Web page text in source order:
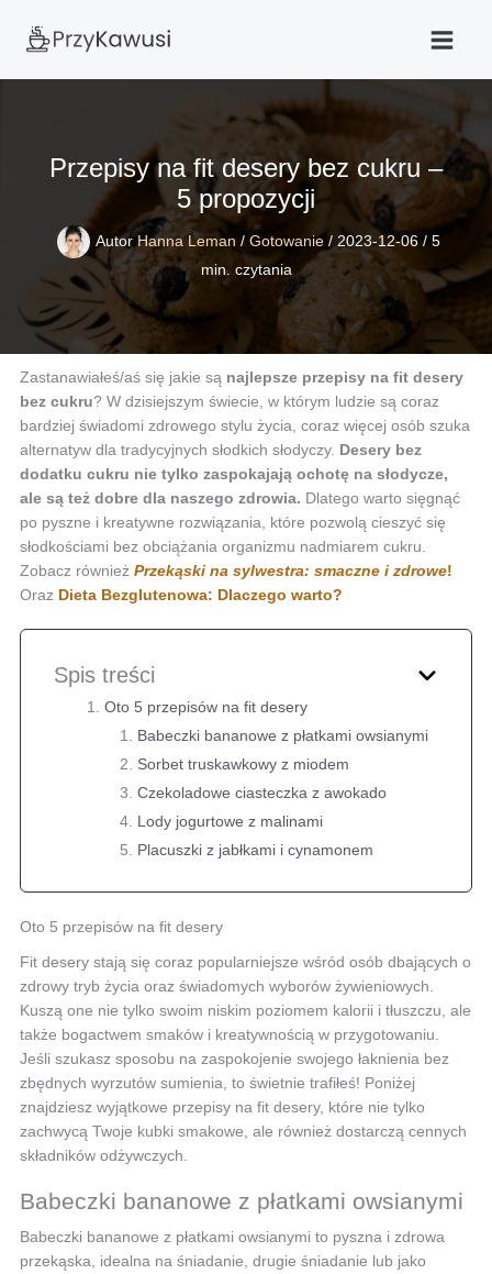
Przepisy na fit desery bez cukru –
5 propozycji
AutorHanna Leman / Gotowanie / 2023-12-06 / 5
min. czytania
Zastanawiałeś/aś się jakie są najlepsze przepisy na fit desery
bez cukru? W dzisiejszym świecie, w którym ludzie są coraz
bardziej świadomi zdrowego stylu życia, coraz więcej osób szuka
alternatyw dla tradycyjnych słodkich słodyczy. Desery bez
dodatku cukru nie tylko zaspokajają ochotę na słodycze,
ale są też dobre dla naszego zdrowia. Dlatego warto sięgnąć
po pyszne i kreatywne rozwiązania, które pozwolą cieszyć się
słodkościami bez obciążania organizmu nadmiarem cukru.
Zobacz również Przekąski na sylwestra: smaczne i zdrowe!
Oraz Dieta Bezglutenowa: Dlaczego warto?
Spis treści
Oto 5 przepisów na fit desery
Babeczki bananowe z płatkami owsianymi
Sorbet truskawkowy z miodem
Czekoladowe ciasteczka z awokado
Lody jogurtowe z malinami
Placuszki z jabłkami i cynamonem
Oto 5 przepisów na fit desery
Fit desery stają się coraz popularniejsze wśród osób dbających o
zdrowy tryb życia oraz świadomych wyborów żywieniowych.
Kuszą one nie tylko swoim niskim poziomem kalorii i tłuszczu, ale
także bogactwem smaków i kreatywnością w przygotowaniu.
Jeśli szukasz sposobu na zaspokojenie swojego łaknienia bez
zbędnych wyrzutów sumienia, to świetnie trafiłeś! Poniżej
znajdziesz wyjątkowe przepisy na fit desery, które nie tylko
zachwycą Twoje kubki smakowe, ale również dostarczą cennych
składników odżywczych.
Babeczki bananowe z płatkami owsianymi
Babeczki bananowe z płatkami owsianymi to pyszna i zdrowa
przekąska, idealna na śniadanie, drugie śniadanie lub jako